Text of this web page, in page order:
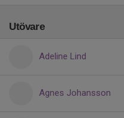
Utövare
Adeline Lind
Agnes Johansson